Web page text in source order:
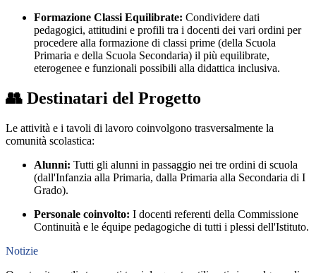
Formazione Classi Equilibrate: Condividere dati
pedagogici, attitudini e profili tra i docenti dei vari ordini per
procedere alla formazione di classi prime (della Scuola
Primaria e della Scuola Secondaria) il più equilibrate,
eterogenee e funzionali possibili alla didattica inclusiva.
👥 Destinatari del Progetto
Le attività e i tavoli di lavoro coinvolgono trasversalmente la
comunità scolastica:
Alunni: Tutti gli alunni in passaggio nei tre ordini di scuola
(dall'Infanzia alla Primaria, dalla Primaria alla Secondaria di I
Grado).
Personale coinvolto: I docenti referenti della Commissione
Continuità e le équipe pedagogiche di tutti i plessi dell'Istituto.
Notizie